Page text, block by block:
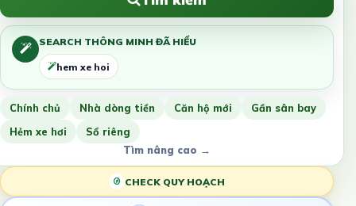
SEARCH THÔNG MINH ĐÃ HIỂU
hem xe hoi
Chính chủ Nhà dòng tiền Căn hộ mới
Gần sân bay
Hẻm xe hơi
Sổ riêng
Tìm nâng cao →
CHECK QUY HOẠCH